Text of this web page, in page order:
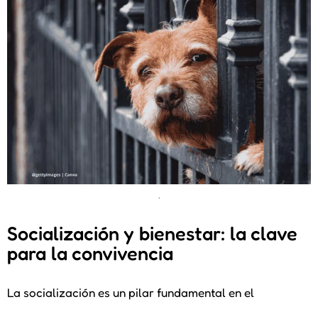
.
Socialización y bienestar: la clave
para la convivencia
La socialización es un pilar fundamental en el